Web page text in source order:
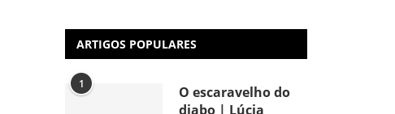
ARTIGOS POPULARES
1
O escaravelho do
diabo | Lúcia